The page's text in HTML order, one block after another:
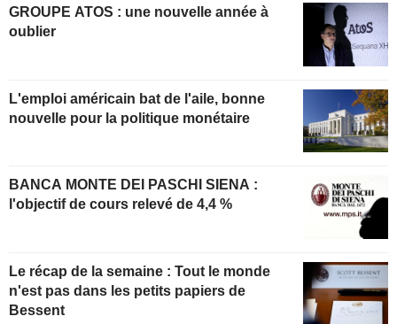
GROUPE ATOS : une nouvelle année à
oublier
L'emploi américain bat de l'aile, bonne
nouvelle pour la politique monétaire
BANCA MONTE DEI PASCHI SIENA :
l'objectif de cours relevé de 4,4 %
Le récap de la semaine : Tout le monde
n'est pas dans les petits papiers de
Bessent